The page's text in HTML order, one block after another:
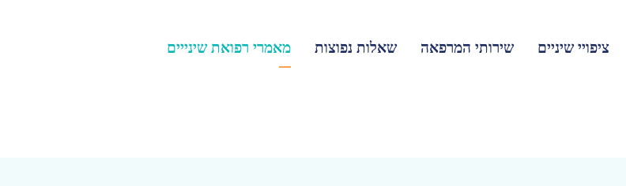
ציפויי שיניים שירותי המרפאה שאלות נפוצות מאמרי רפואת שינייים